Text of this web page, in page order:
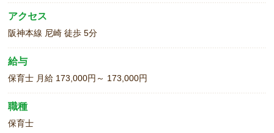
アクセス
阪神本線 尼崎 徒歩 5分
給与
保育士 月給 173,000円～ 173,000円
職種
保育士